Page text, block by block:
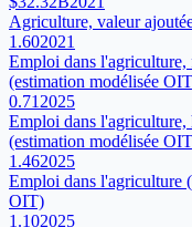
Agriculture, valeur
1.602021
Emploi dans
(estimation modélisée
0.71 2025
Emploi dans
(estimation modélisée
1.462025
Emploi dans l'agriculture
OIT)
1.102025